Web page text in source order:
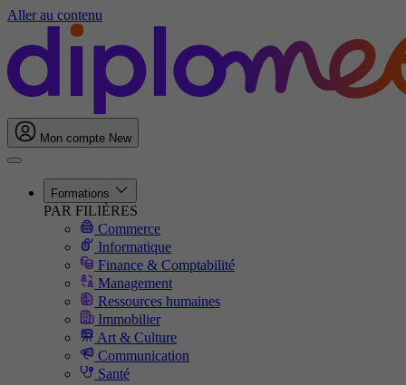
Aller au contenu
Mon compte New
Formations
PAR FILIÈRES
Commerce
Informatique
Finance & Comptabilité
Management
Ressources humaines
Immobilier
Art & Culture
Communication
Santé